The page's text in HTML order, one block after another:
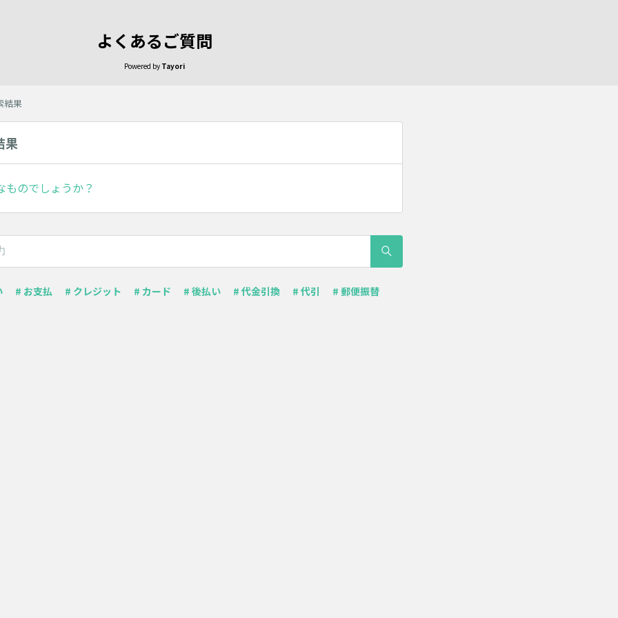
よくあるご質問
Powered by Tayori
結果
果
ものでしょうか？
# お支払 # クレジット # カード # 後払い # 代金引換 # 代引
# 郵便振替